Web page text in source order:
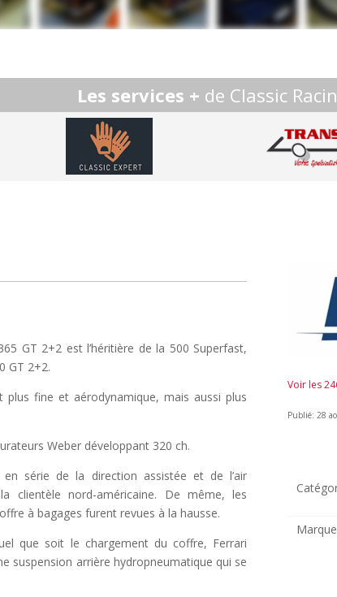
Les services + de Classic
GT 2+2 est l’héritière de la 500 Superfast,
GT 2+2.
plus fine et aérodynamique, mais aussi plus
Weber développant 320 ch.
série de la direction assistée et de l’air
clientèle nord-américaine. De même, les
à bagages furent revues à la hausse.
que soit le chargement du coffre, Ferrari
suspension arrière hydropneumatique qui se
Voir les
Publié: 28